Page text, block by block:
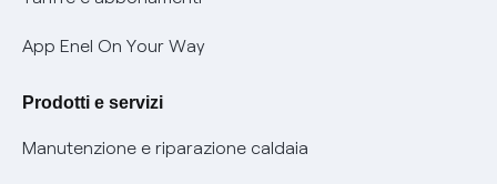
Verifica chi ti ha chiamato
Informativa RAEE
App Enel On Your Way
Prodotti e servizi
Manutenzione e riparazione caldaia